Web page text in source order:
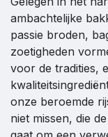
ambachtelijke
passie broden,
zoetigheden
voor de tradities,
onze beroemde
niet missen, die